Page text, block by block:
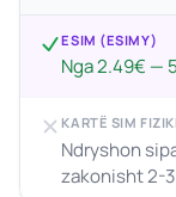
ESIM (ESIMY)
Nga 2.49€ —
KARTË SIM
Ndryshon
zakonisht 2-